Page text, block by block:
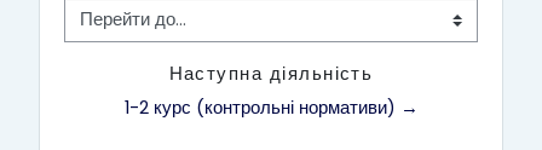
Перейти до...
Наступна діяльність
1-2 курс (контрольні нормативи) →